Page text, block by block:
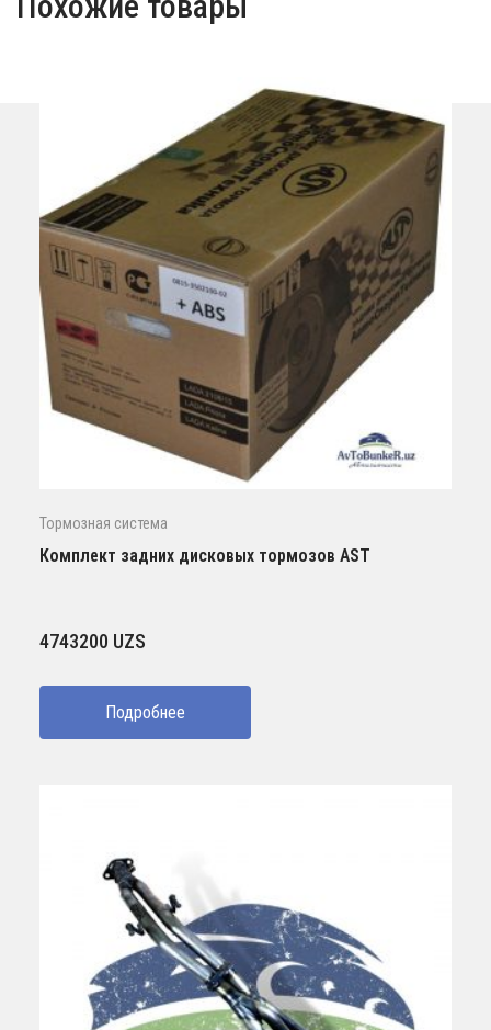
Тормозная система
Комплект задних дисковых тормозов AST
4743200 UZS
Подробнее